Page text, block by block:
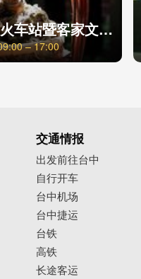
东势旧火车站暨客家文化园区
– 17:00
交通情报
出发前往台中
自行开车
台中机场
台中捷运
台铁
高铁
长途客运